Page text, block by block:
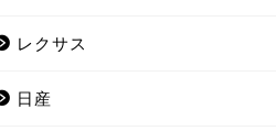
レクサス
日産